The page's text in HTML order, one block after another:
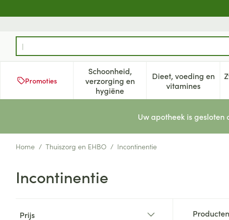
Product, merk, categorie...
Promoties
Schoonheid,
verzorging en
hygiëne
Toon submenu voor
Dieet, voeding en
vitamines
Toon
Uw apotheek is
Home / Thuiszorg en EHBO / Incontinentie
Incontinentie
Prijs
Producten